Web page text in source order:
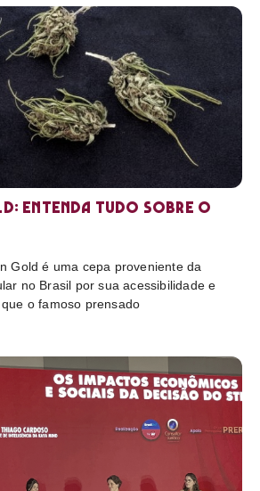
entenda tudo sobre o
Gold é uma cepa proveniente da
no Brasil por sua acessibilidade e
o famoso prensado